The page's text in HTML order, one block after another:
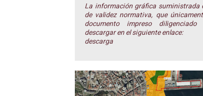
La información gráfica suministrada
de validez normativa, que
documento impreso
descargar en el siguiente enlace:
descarga